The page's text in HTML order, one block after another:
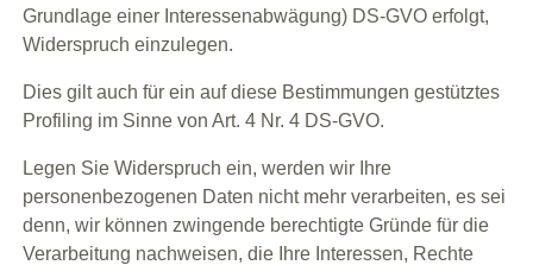
Grundlage einer Interessenabwägung) DS-GVO erfolgt,
Widerspruch einzulegen.
Dies gilt auch für ein auf diese Bestimmungen gestütztes
Profiling im Sinne von Art. 4 Nr. 4 DS-GVO.
Legen Sie Widerspruch ein, werden wir Ihre
personenbezogenen Daten nicht mehr verarbeiten, es sei
denn, wir können zwingende berechtigte Gründe für die
Verarbeitung nachweisen, die Ihre Interessen, Rechte